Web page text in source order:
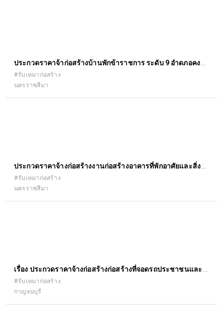
ประกวดราคาจ้าก่อสร้างบ้านพักข้าราชการ ระดับ 9 อำดภอคง
จังหวัดนครราชสีมา
#รับเหมาก่อสร้าง
นครราชสีมา
ประกวดราคาจ้างก่อสร้างงานก่อสร้างอาคารที่พักอาศัยและสิ่ง
ก่อสร้างประกอบ
#รับเหมาก่อสร้าง
นครราชสีมา
เรื่อง ประกวดราคาจ้างก่อสร้างก่อสร้างที่จอดรถประชาชนและ
คนพิการ สำนักงานที่ดินจังหวัดกาญจนบุรี ด้วยวิธีประกวดราคา
อิเล็กทรอนิกส์ (e-bidding)
#รับเหมาก่อสร้าง
กาญจนบุรี